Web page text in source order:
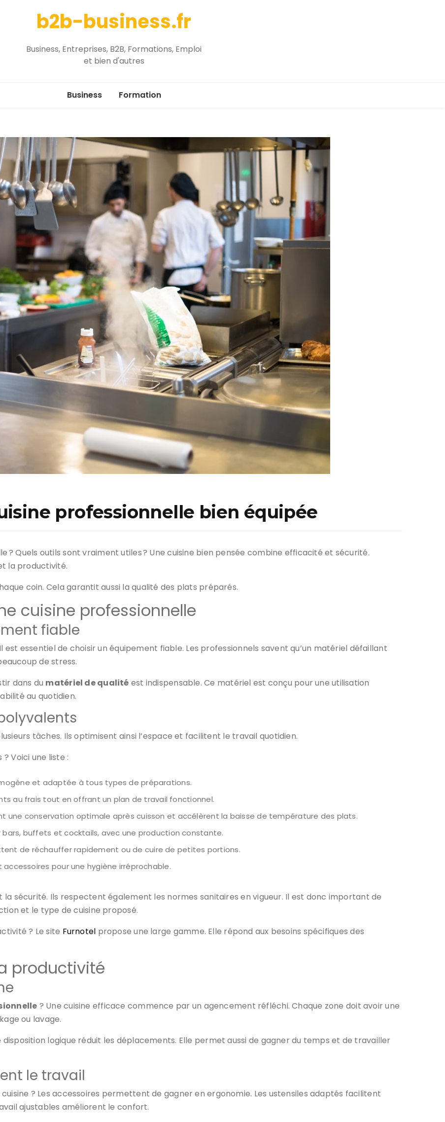
b2b-business.fr
Business, Entreprises, B2B, Formations, Emploi
et bien d'autres
Business Formation
professionnelle bien équipée
? Quels outils sont vraiment utiles ? Une cuisine bien pensée combine efficacité et sécurité.
la productivité.
coin. Cela garantit aussi la qualité des plats préparés.
cuisine professionnelle
fiable
est essentiel de choisir un équipement fiable. Les professionnels savent qu’un matériel défaillant
de stress.
dans du matériel de qualité est indispensable. Ce matériel est conçu pour une utilisation
au quotidien.
tâches. Ils optimisent ainsi l’espace et facilitent le travail quotidien.
Voici une liste :
et adaptée à tous types de préparations.
au frais tout en offrant un plan de travail fonctionnel.
une conservation optimale après cuisson et accélèrent la baisse de température des plats.
bars, buffets et cocktails, avec une production constante.
de réchauffer rapidement ou de cuire de petites portions.
accessoires pour une hygiène irréprochable.
sécurité. Ils respectent également les normes sanitaires en vigueur. Il est donc important de
et le type de cuisine proposé.
? Le site Furnotel propose une large gamme. Elle répond aux besoins spécifiques des
productivité
? Une cuisine efficace commence par un agencement réfléchi. Chaque zone doit avoir une
ou lavage.
logique réduit les déplacements. Elle permet aussi de gagner du temps et de travailler
le travail
? Les accessoires permettent de gagner en ergonomie. Les ustensiles adaptés facilitent
ajustables améliorent le confort.